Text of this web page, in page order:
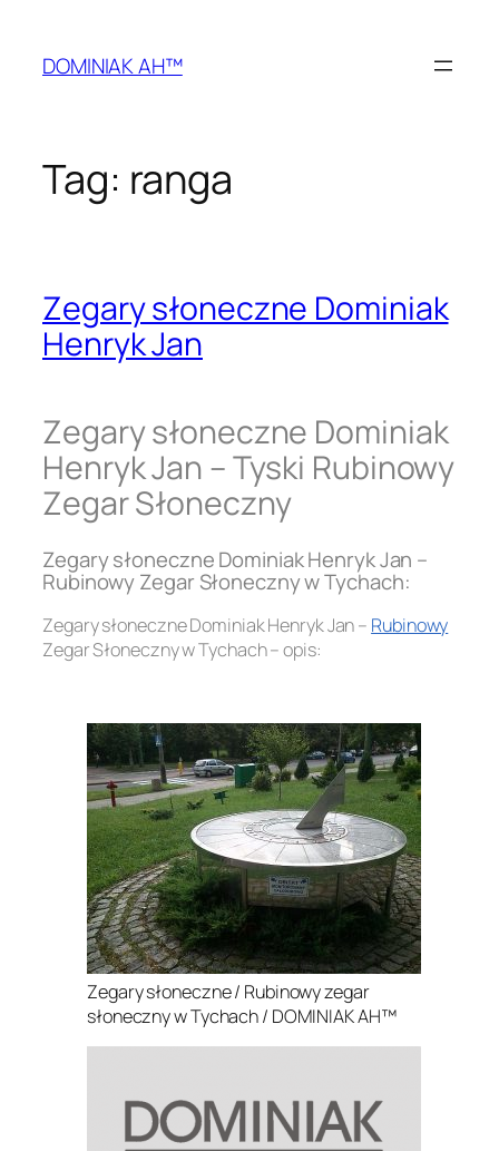
treściDOMINIAK AH™
Tag: ranga
Zegary słoneczne Dominiak
Henryk Jan
Zegary słoneczne Dominiak
Henryk Jan – Tyski Rubinowy
Zegar Słoneczny
Zegary słoneczne Dominiak Henryk Jan –
Rubinowy Zegar Słoneczny w Tychach:
Zegary słoneczne Dominiak Henryk Jan – Rubinowy
Zegar Słoneczny w Tychach – opis:
Zegary słoneczne / Rubinowy zegar
słoneczny w Tychach / DOMINIAK AH™